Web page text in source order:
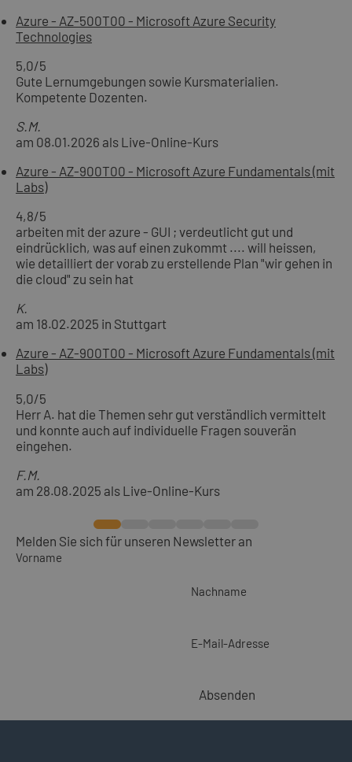
Azure - AZ-500T00 - Microsoft Azure Security
Technologies
5,0/5
Gute Lernumgebungen sowie Kursmaterialien.
Kompetente Dozenten.
S.M.
am 08.01.2026 als Live-Online-Kurs
Azure - AZ-900T00 - Microsoft Azure Fundamentals (mit
Labs)
4,8/5
arbeiten mit der azure - GUI ; verdeutlicht gut und
eindrücklich, was auf einen zukommt .... will heissen,
wie detailliert der vorab zu erstellende Plan "wir gehen in
die cloud" zu sein hat
K.
am 18.02.2025 in Stuttgart
Azure - AZ-900T00 - Microsoft Azure Fundamentals (mit
Labs)
5,0/5
Herr A. hat die Themen sehr gut verständlich vermittelt
und konnte auch auf individuelle Fragen souverän
eingehen.
F.M.
am 28.08.2025 als Live-Online-Kurs
Melden Sie sich für unseren Newsletter an
Vorname
Nachname
E-Mail-Adresse
Absenden